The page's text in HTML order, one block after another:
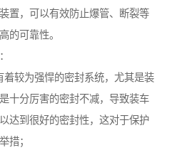
置，可以有效防止爆管、断裂等
的可靠性。
着较为强悍的密封系统，尤其是装
十分厉害的密封不减，导致装车
达到很好的密封性，这对于保护
措；